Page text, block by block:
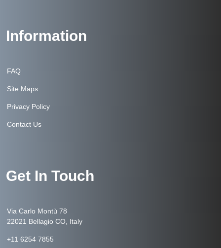
Information
FAQ
Site Maps
Privacy Policy
Contact Us
Get In Touch
Via Carlo Montù 78
22021 Bellagio CO, Italy
+11 6254 7855